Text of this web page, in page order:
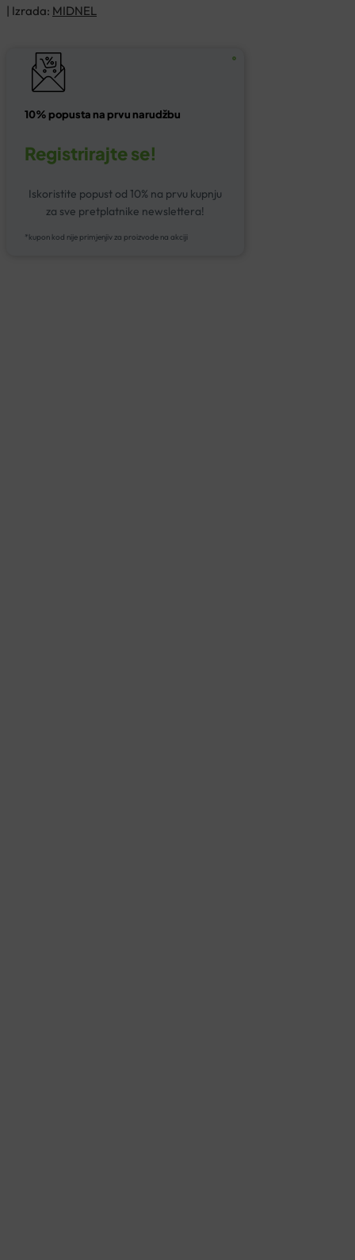
| Izrada: MIDNEL
10% popusta na prvu narudžbu
Registrirajte se!
Iskoristite popust od 10% na prvu kupnju
za sve pretplatnike newslettera!
*kupon kod nije primjenjiv za proizvode na akciji